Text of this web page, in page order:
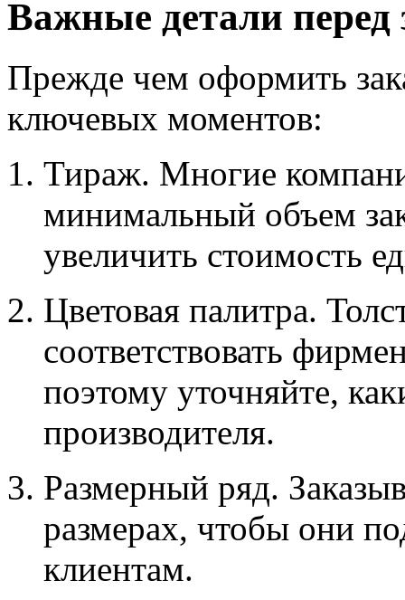
Важные детали перед
Прежде чем оформить
ключевых моментов:
Тираж. Многие
минимальный объем
увеличить стоимость
Цветовая палитра.
соответствовать
поэтому уточняйте,
производителя.
Размерный ряд.
размерах, чтобы они
клиентам.